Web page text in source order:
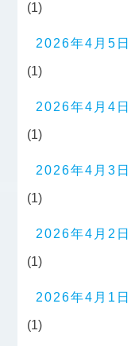
(1)
2026年4月5日
(1)
2026年4月4日
(1)
2026年4月3日
(1)
2026年4月2日
(1)
2026年4月1日
(1)